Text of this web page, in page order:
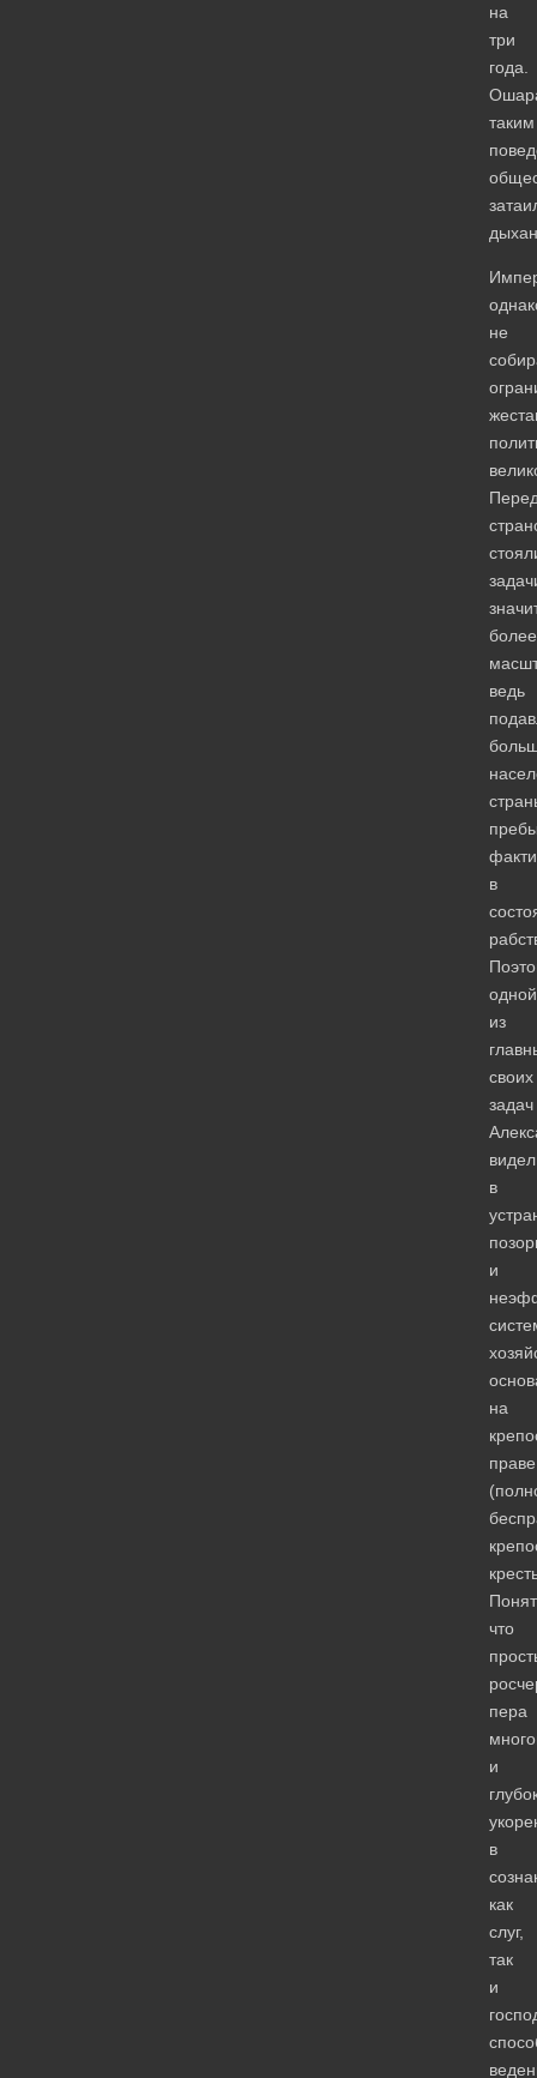
на
три
года.
таким
не
более
ведь
в
одной
из
своих
задач
видел
в
и
на
праве
что
пера
и
в
как
слуг,
так
и